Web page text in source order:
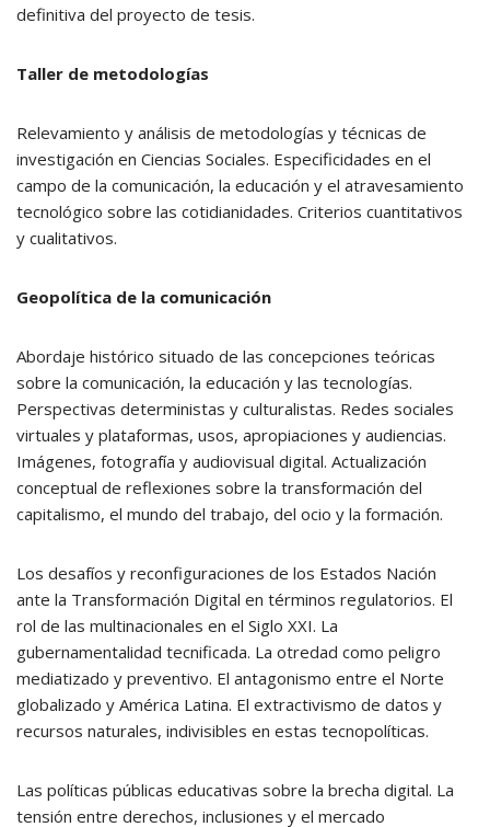
definitiva del proyecto de tesis.
Taller de metodologías
Relevamiento y análisis de metodologías y técnicas de
investigación en Ciencias Sociales. Especificidades en el
campo de la comunicación, la educación y el atravesamiento
tecnológico sobre las cotidianidades. Criterios cuantitativos
y cualitativos.
Geopolítica de la comunicación
Abordaje histórico situado de las concepciones teóricas
sobre la comunicación, la educación y las tecnologías.
Perspectivas deterministas y culturalistas. Redes sociales
virtuales y plataformas, usos, apropiaciones y audiencias.
Imágenes, fotografía y audiovisual digital. Actualización
conceptual de reflexiones sobre la transformación del
capitalismo, el mundo del trabajo, del ocio y la formación.
Los desafíos y reconfiguraciones de los Estados Nación
ante la Transformación Digital en términos regulatorios. El
rol de las multinacionales en el Siglo XXI. La
gubernamentalidad tecnificada. La otredad como peligro
mediatizado y preventivo. El antagonismo entre el Norte
globalizado y América Latina. El extractivismo de datos y
recursos naturales, indivisibles en estas tecnopolíticas.
Las políticas públicas educativas sobre la brecha digital. La
tensión entre derechos, inclusiones y el mercado